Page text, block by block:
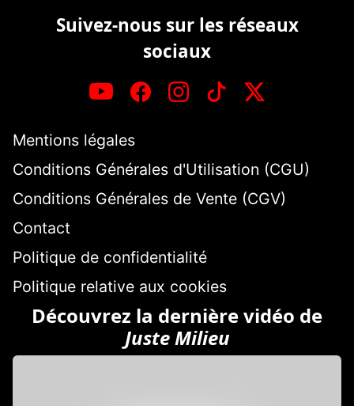
Suivez-nous sur les réseaux
sociaux
Mentions légales
Conditions Générales d'Utilisation (CGU)
Conditions Générales de Vente (CGV)
Contact
Politique de confidentialité
Politique relative aux cookies
Découvrez la dernière vidéo de
Juste Milieu